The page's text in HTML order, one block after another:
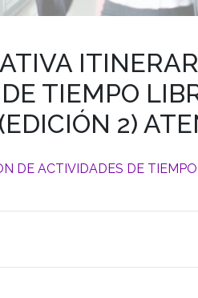
TIEMPO
2)
DE ACTIVIDADES DE